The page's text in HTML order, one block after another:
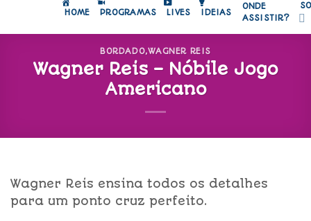
HOME PROGRAMAS LIVES IDEIAS
ONDE
ASSISTIR?
BORDADO,WAGNER REIS
Wagner Reis – Nóbile Jogo
Americano
Wagner Reis ensina todos os detalhes
para um ponto cruz perfeito.